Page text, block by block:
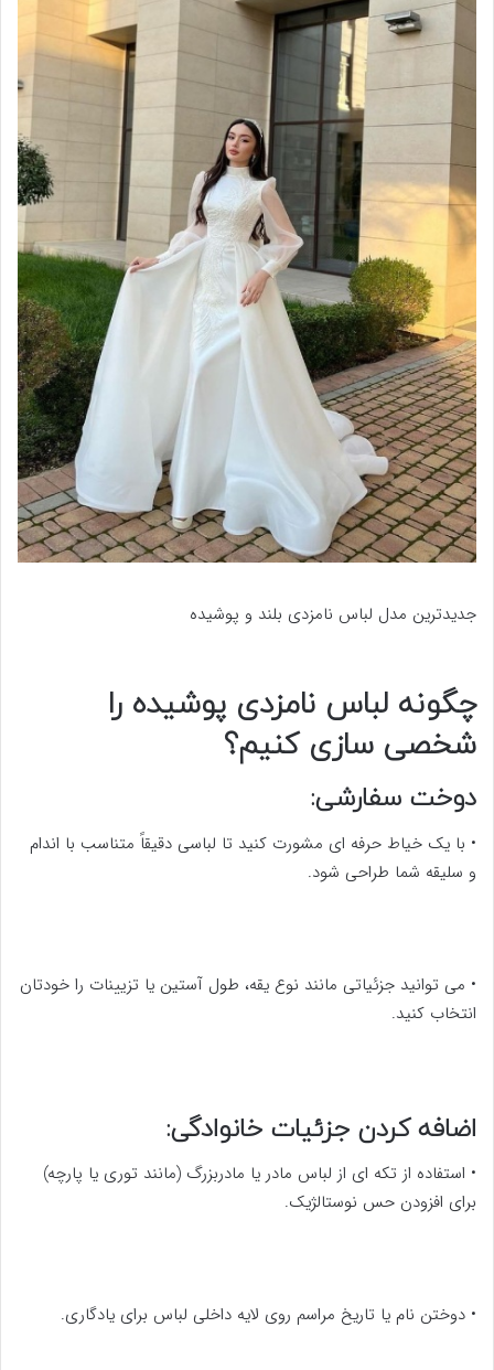
جدیدترین مدل لباس نامزدی بلند و پوشیده
چگونه لباس نامزدی پوشیده را
شخصی سازی کنیم؟
دوخت سفارشی:
• با یک خیاط حرفه ای مشورت کنید تا لباسی دقیقاً متناسب با اندام
و سلیقه شما طراحی شود.
• می توانید جزئیاتی مانند نوع یقه، طول آستین یا تزیینات را خودتان
انتخاب کنید.
اضافه کردن جزئیات خانوادگی:
• استفاده از تکه ای از لباس مادر یا مادربزرگ (مانند توری یا پارچه)
برای افزودن حس نوستالژیک.
• دوختن نام یا تاریخ مراسم روی لایه داخلی لباس برای یادگاری.